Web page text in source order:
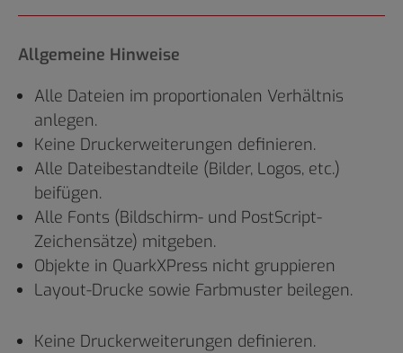
Allgemeine Hinweise
Alle Dateien im proportionalen Verhältnis
anlegen.
Keine Druckerweiterungen definieren.
Alle Dateibestandteile (Bilder, Logos, etc.)
beifügen.
Alle Fonts (Bildschirm- und PostScript-
Zeichensätze) mitgeben.
Objekte in QuarkXPress nicht gruppieren
Layout-Drucke sowie Farbmuster beilegen.
Keine Druckerweiterungen definieren.